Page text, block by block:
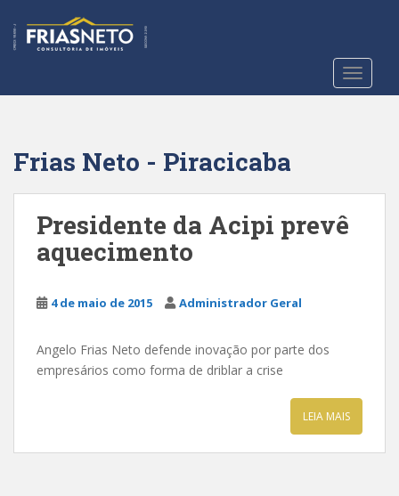
t
Frias Neto - Piracicaba
Presidente da Acipi prevê
aquecimento
4 de maio de 2015 Administrador Geral
Angelo Frias Neto defende inovação por parte dos
empresários como forma de driblar a crise
LEIA MAIS